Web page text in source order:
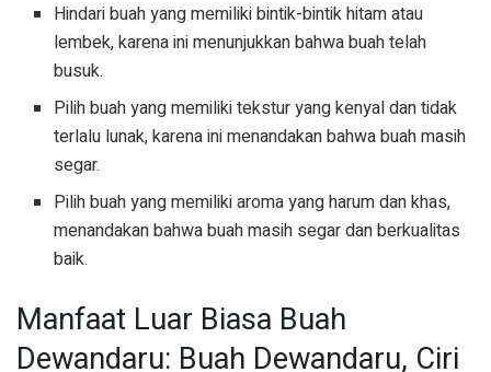
Hindari buah yang memiliki bintik-bintik hitam atau
lembek, karena ini menunjukkan bahwa buah telah
busuk.
Pilih buah yang memiliki tekstur yang kenyal dan tidak
terlalu lunak, karena ini menandakan bahwa buah masih
segar.
Pilih buah yang memiliki aroma yang harum dan khas,
menandakan bahwa buah masih segar dan berkualitas
baik.
Manfaat Luar Biasa Buah
Dewandaru: Buah Dewandaru, Ciri